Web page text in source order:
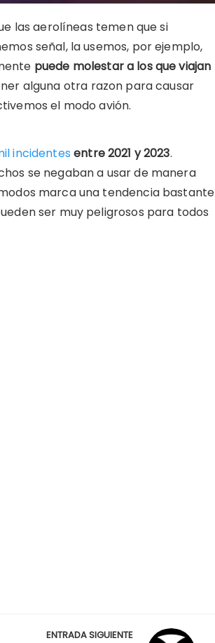
las aerolíneas temen que si
señal, la usemos, por ejemplo,
puede molestar a los que viajan
alguna otra razon para causar
el modo avión.
incidentes entre 2021 y 2023.
se negaban a usar de manera
marca una tendencia bastante
ser muy peligrosos para todos
ENTRADA SIGUIENTE